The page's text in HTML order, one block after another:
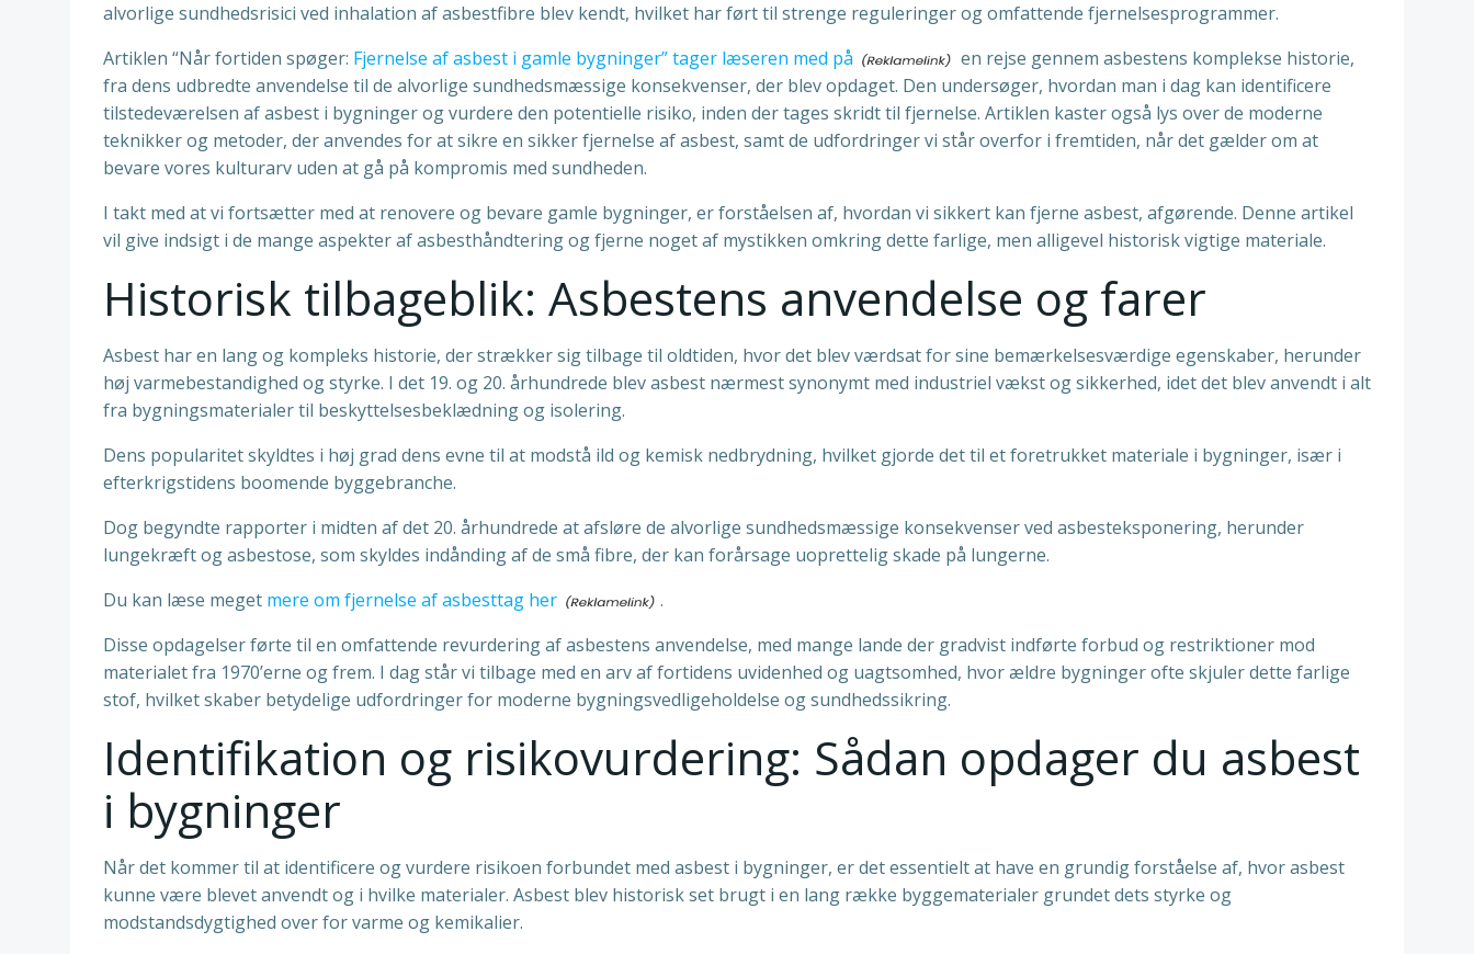
alvorlige sundhedsrisici ved inhalation af asbestfibre blev kendt, hvilket har ført til strenge reguleringer og omfattende fjernelsesprogrammer.
Artiklen “Når fortiden spøger: Fjernelse af asbest i gamle bygninger” tager læseren med på
en rejse gennem asbestens komplekse historie,
fra dens udbredte anvendelse til de alvorlige sundhedsmæssige konsekvenser, der blev opdaget. Den undersøger, hvordan man i dag kan identificere
tilstedeværelsen af asbest i bygninger og vurdere den potentielle risiko, inden der tages skridt til fjernelse. Artiklen kaster også lys over de moderne
teknikker og metoder, der anvendes for at sikre en sikker fjernelse af asbest, samt de udfordringer vi står overfor i fremtiden, når det gælder om at
bevare vores kulturarv uden at gå på kompromis med sundheden.
I takt med at vi fortsætter med at renovere og bevare gamle bygninger, er forståelsen af, hvordan vi sikkert kan fjerne asbest, afgørende. Denne artikel
vil give indsigt i de mange aspekter af asbesthåndtering og fjerne noget af mystikken omkring dette farlige, men alligevel historisk vigtige materiale.
Historisk tilbageblik: Asbestens anvendelse og farer
Asbest har en lang og kompleks historie, der strækker sig tilbage til oldtiden, hvor det blev værdsat for sine bemærkelsesværdige egenskaber, herunder
høj varmebestandighed og styrke. I det 19. og 20. århundrede blev asbest nærmest synonymt med industriel vækst og sikkerhed, idet det blev anvendt i alt
fra bygningsmaterialer til beskyttelsesbeklædning og isolering.
Dens popularitet skyldtes i høj grad dens evne til at modstå ild og kemisk nedbrydning, hvilket gjorde det til et foretrukket materiale i bygninger, især i
efterkrigstidens boomende byggebranche.
Dog begyndte rapporter i midten af det 20. århundrede at afsløre de alvorlige sundhedsmæssige konsekvenser ved asbesteksponering, herunder
lungekræft og asbestose, som skyldes indånding af de små fibre, der kan forårsage uoprettelig skade på lungerne.
Du kan læse meget mere om fjernelse af asbesttag her
.
Disse opdagelser førte til en omfattende revurdering af asbestens anvendelse, med mange lande der gradvist indførte forbud og restriktioner mod
materialet fra 1970’erne og frem. I dag står vi tilbage med en arv af fortidens uvidenhed og uagtsomhed, hvor ældre bygninger ofte skjuler dette farlige
stof, hvilket skaber betydelige udfordringer for moderne bygningsvedligeholdelse og sundhedssikring.
Identifikation og risikovurdering: Sådan opdager du asbest
i bygninger
Når det kommer til at identificere og vurdere risikoen forbundet med asbest i bygninger, er det essentielt at have en grundig forståelse af, hvor asbest
kunne være blevet anvendt og i hvilke materialer. Asbest blev historisk set brugt i en lang række byggematerialer grundet dets styrke og
modstandsdygtighed over for varme og kemikalier.